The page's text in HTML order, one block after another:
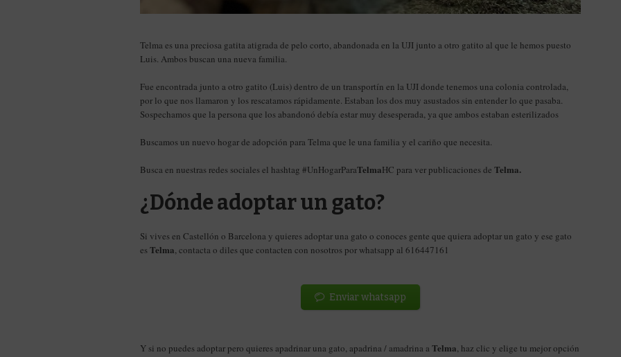
Telma es una preciosa gatita atigrada de pelo corto, abandonada en la UJI junto a otro gatito al que le hemos puesto
Luis. Ambos buscan una nueva familia.
Fue encontrada junto a otro gatito (Luis) dentro de un transportín en la UJI donde tenemos una colonia controlada,
por lo que nos llamaron y los rescatamos rápidamente. Estaban los dos muy asustados sin entender lo que pasaba.
Sospechamos que la persona que los abandonó debía estar muy desesperada, ya que ambos estaban esterilizados
Buscamos un nuevo hogar de adopción para Telma que le una familia y el cariño que necesita.
Busca en nuestras redes sociales el hashtag #UnHogarParaTelmaHC para ver publicaciones de Telma.
¿Dónde adoptar un gato?
Si vives en Castellón o Barcelona y quieres adoptar una gato o conoces gente que quiera adoptar un gato y ese gato
esTelma , contacta o diles que contacten con nosotros por whatsapp al 616447161
Enviar whatsapp
Y si no puedes adoptar pero quieres apadrinar una gato, apadrina / amadrina a Telma , haz clic y elige tu mejor opción